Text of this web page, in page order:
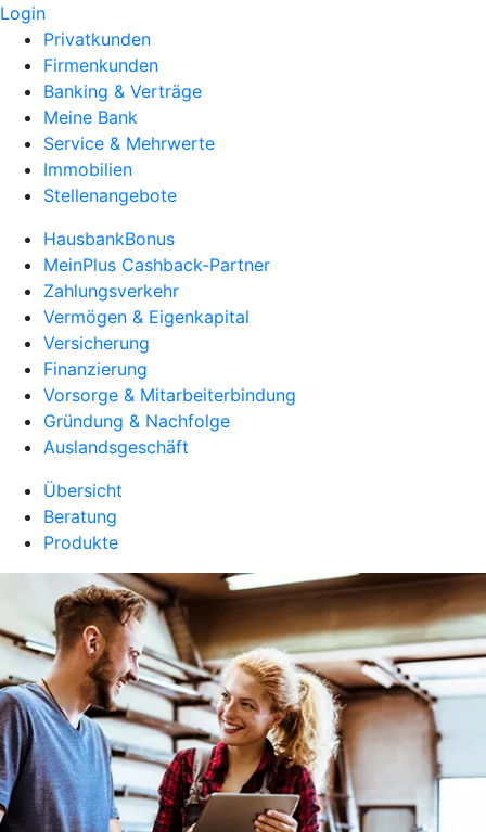
Login
Privatkunden
Firmenkunden
Banking & Verträge
Meine Bank
Service & Mehrwerte
Immobilien
Stellenangebote
HausbankBonus
MeinPlus Cashback-Partner
Zahlungsverkehr
Vermögen & Eigenkapital
Versicherung
Finanzierung
Vorsorge & Mitarbeiterbindung
Gründung & Nachfolge
Auslandsgeschäft
Übersicht
Beratung
Produkte